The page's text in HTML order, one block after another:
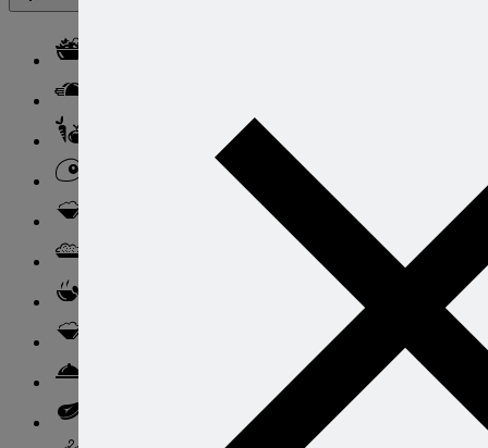
Блюда из овощей